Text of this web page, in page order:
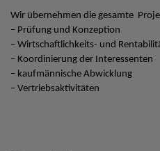
Wir übernehmen die gesamte
– Prüfung und Konzeption
– Wirtschaftlichkeits- und
– Koordinierung der Interessenten
– kaufmännische Abwicklung
– Vertriebsaktivitäten